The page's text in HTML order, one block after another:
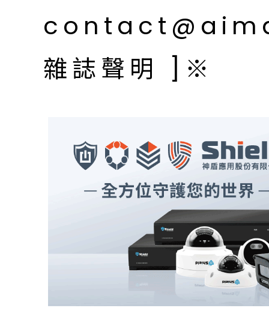
雜誌聲明 ]※